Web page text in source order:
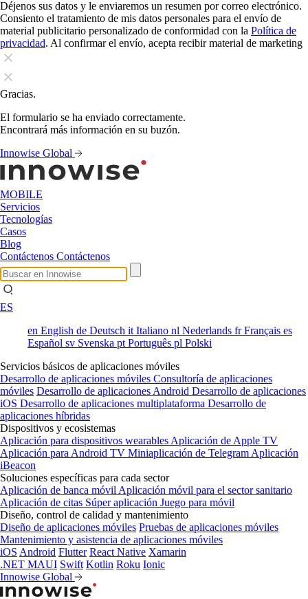
Déjenos sus datos y le enviaremos un resumen por correo electrónico.
Consiento el tratamiento de mis datos personales para el envío de
material publicitario personalizado de conformidad con la Política de
privacidad. Al confirmar el envío, acepta recibir material de marketing
Gracias.
El formulario se ha enviado correctamente.
Encontrará más información en su buzón.
Innowise Global
MOBILE
Servicios
Tecnologías
Casos
Blog
Contáctenos Contáctenos
ES
en English de Deutsch it Italiano nl Nederlands frFrançais es
Español sv Svenska pt Português pl Polski
Servicios básicos de aplicaciones móviles
Desarrollo de aplicaciones móviles Consultoría de aplicaciones
móviles Desarrollo de aplicaciones Android Desarrollo de aplicaciones
iOS Desarrollo de aplicaciones multiplataforma Desarrollo de
aplicaciones híbridas
Dispositivos y ecosistemas
Aplicación para dispositivos wearables Aplicación de Apple TV
Aplicación para Android TV Miniaplicación de Telegram Aplicación
iBeacon
Soluciones específicas para cada sector
Aplicación de banca móvil Aplicación móvil para el sector sanitario
Aplicación de citas Súper aplicación Juego para móvil
Diseño, control de calidad y mantenimiento
Diseño de aplicaciones móviles Pruebas de aplicaciones móviles
Mantenimiento y asistencia de aplicaciones móviles
iOS Android Flutter React Native Xamarin
.NET MAUI Swift Kotlin Roku Ionic
Innowise Global